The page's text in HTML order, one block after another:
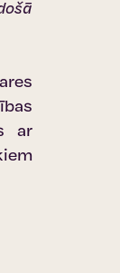
ar